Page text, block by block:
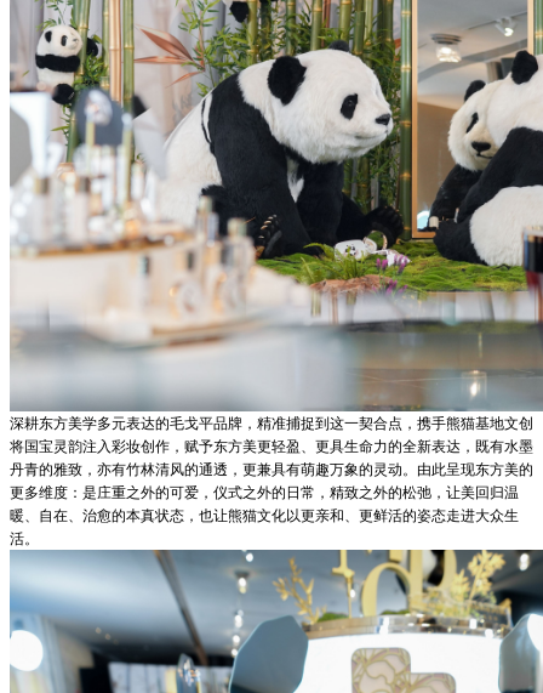
深耕东方美学多元表达的毛戈平品牌，精准捕捉到这一契合点，携手熊猫基地文创
将国宝灵韵注入彩妆创作，赋予东方美更轻盈、更具生命力的全新表达，既有水墨
丹青的雅致，亦有竹林清风的通透，更兼具有萌趣万象的灵动。由此呈现东方美的
更多维度：是庄重之外的可爱，仪式之外的日常，精致之外的松弛，让美回归温
暖、自在、治愈的本真状态，也让熊猫文化以更亲和、更鲜活的姿态走进大众生
活。